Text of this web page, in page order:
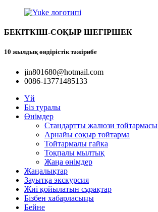
БЕКІТКІШ-СОҚЫР ШЕГІРШЕК
10 жылдық өндірістік тәжірибе
jin801680@hotmail.com
0086-13771485133
Үй
Біз туралы
Өнімдер
Стандартты жалюзи тойтармасы
Арнайы соқыр тойтарма
Тойтармалы гайка
Тоқпалы мылтық
Жаңа өнімдер
Жаңалықтар
Зауытқа экскурсия
Жиі қойылатын сұрақтар
Бізбен хабарласыңы
Бейне